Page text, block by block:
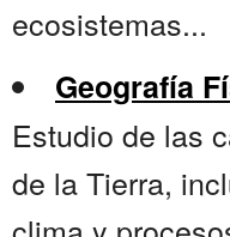
ecosistemas...
Geografía
Estudio de las
de la Tierra,